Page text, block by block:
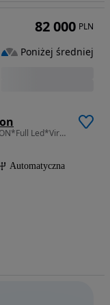
1969 cm3 • 190 KM • 2.0 D4 190KM*INSCRIPTION*Full Led*Virtual*Multimedia*Keyless*HiFi*TOP
Automatyczna
82 000 PLN
Poniżej średniej